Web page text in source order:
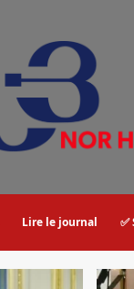
Lire le journal